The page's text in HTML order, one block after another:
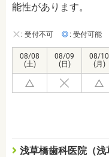
能性があります。
: 受付不可 : 受付可能
08/08
(土)
08/09
(日)
08/10
(月)
浅草橋歯科医院（浅